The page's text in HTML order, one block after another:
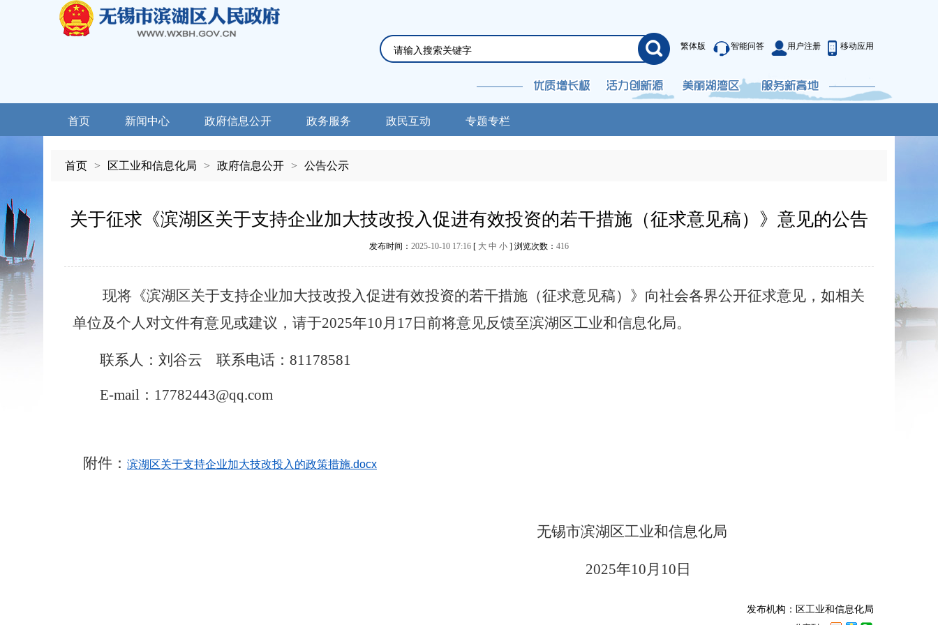
繁体版 智能问答 用户注册 移动应用
首页 新闻中心 政府信息公开 政务服务 政民互动 专题专栏
首页 > 区工业和信息化局 > 政府信息公开 > 公告公示
关于征求《滨湖区关于支持企业加大技改投入促进有效投资的若干措施（征求意见稿）》意见的公告
发布时间： 2025-10-10 17:16 [ 大 中 小 ] 浏览次数： 416
现将 《滨湖区关于支持企业加大技改投入促进有效投资的若干措施（征求意见稿）》 向社会各界公开征求意见，如相关
单位及个人对文件有意见或建议，请于2025年10月 17 日前将意见反馈至滨湖区工业和信息化局。
联系人：刘谷云 联系电话： 81178581
E-mail： 17782443@qq.com
附件： 滨湖区关于支持企业加大技改投入的政策措施.docx
无锡市滨湖区工业和信息化局
2025年10月 10 日
发布机构：区工业和信息化局